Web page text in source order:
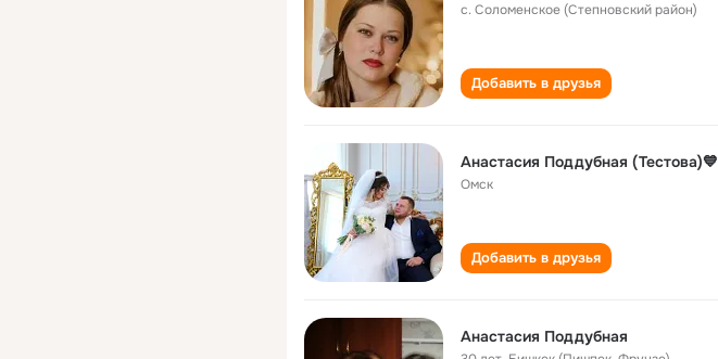
с. Соломенское (Степновский район)
Добавить в друзья
Анастасия Поддубная (Тестова)💙
Омск
Добавить в друзья
Анастасия Поддубная